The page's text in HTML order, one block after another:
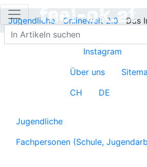
Jugendliche Onlinewelt 2.0 Das
Instagram
Über uns
CH
DE
Jugendliche
Fachpersonen (Schule,